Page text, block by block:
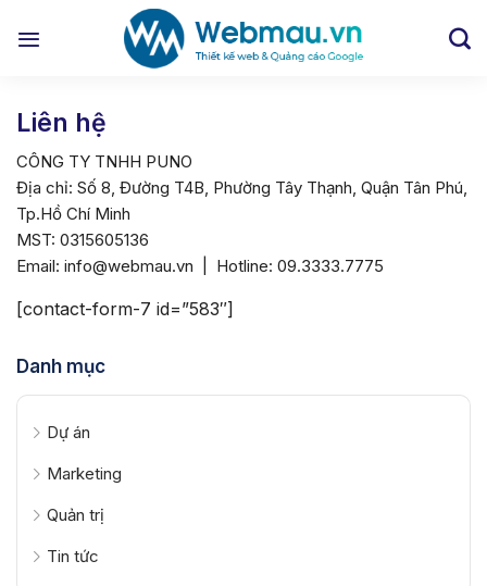
đến
Liên hệ
CÔNG TY TNHH PUNO
Địa chỉ: Số 8, Đường T4B, Phường Tây Thạnh, Quận Tân Phú,
Tp.Hồ Chí Minh
MST: 0315605136
Email: info@webmau.vn | Hotline: 09.3333.7775
[contact-form-7 id=”583″]
Danh mục
Dự án
Marketing
Quản trị
Tin tức